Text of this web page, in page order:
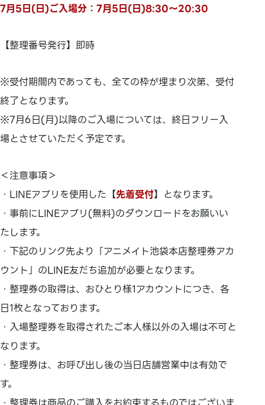
7月5日(日)ご入場分：7月5日(日)8:30～20:30
【整理番号発行】即時
※受付期間内であっても、全ての枠が埋まり次第、受付
終了となります。
※7月6日(月)以降のご入場については、終日フリー入
場とさせていただく予定です。
＜注意事項＞
・LINEアプリを使用した【先着受付】となります。
・事前にLINEアプリ(無料)のダウンロードをお願いい
たします。
・下記のリンク先より「アニメイト池袋本店整理券アカ
ウント」のLINE友だち追加が必要となります。
・整理券の取得は、おひとり様1アカウントにつき、各
日1枚となっております。
・入場整理券を取得されたご本人様以外の入場は不可と
なります。
・整理券は、お呼び出し後の当日店舗営業中は有効で
す。